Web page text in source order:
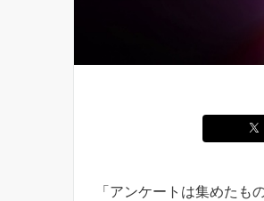
「アンケートは集めた